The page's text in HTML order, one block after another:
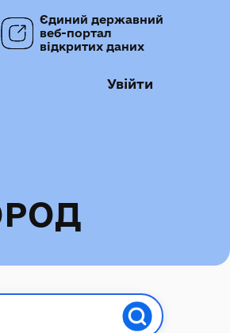
Єдиний державний
веб-портал
відкритих даних
Увійти